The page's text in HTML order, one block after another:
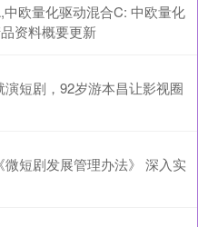
欧量化驱动混合C: 中欧量化
资料概要更新
短剧，92岁游本昌让影视圈
短剧发展管理办法》 深入实